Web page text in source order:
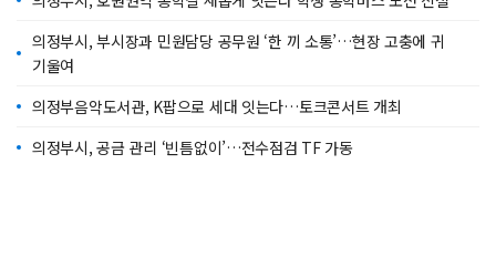
의정부시, 부시장과 민원담당 공무원 ‘한 끼 소통’…현장 고충에 귀
기울여
의정부음악도서관, K팝으로 세대 잇는다…토크콘서트 개최
의정부시, 공금 관리 ‘빈틈없이’…전수점검 TF 가동